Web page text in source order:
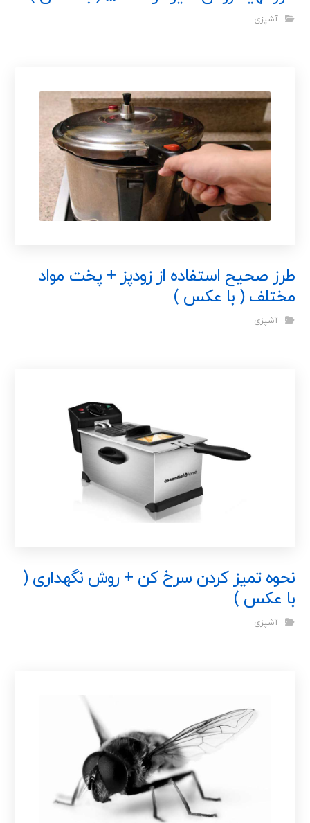
آشپزی
طرز صحیح استفاده از زودپز + پخت مواد
مختلف ( با عکس )
آشپزی
نحوه تمیز کردن سرخ کن + روش نگهداری (
با عکس )
آشپزی